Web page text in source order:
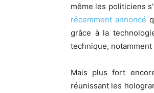
même les politiciens
récemment annoncé
grâce à la
technique,
Mais plus fort
réunissant les